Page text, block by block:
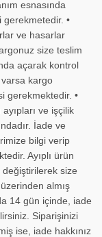
esnasında
gerekmetedir. •
ve hasarlar
size teslim
açarak kontrol
kargo
gerekmektedir. •
ve işçilik
İade ve
bilgi verip
Ayıplı ürün
size
almış
14 gün içinde, iade
Siparişinizi
ise, iade hakkınız